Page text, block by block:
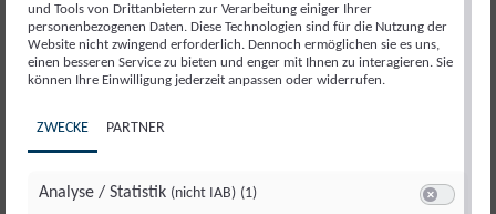
RED BULL ROMANIACS: MANUEL
LETTENBICHLER FEIERT 7.
GESAMTSIEG
und Tools von Drittanbietern zur Verarbeitung einiger Ihrer
personenbezogenen Daten. Diese Technologien sind für die Nutzung der
Website nicht zwingend erforderlich. Dennoch ermöglichen sie es uns,
einen besseren Service zu bieten und enger mit Ihnen zu interagieren. Sie
können Ihre Einwilligung jederzeit anpassen oder widerrufen.
ZWECKE PARTNER
Analyse / Statistik (nicht IAB) (1)